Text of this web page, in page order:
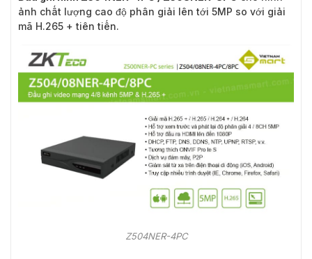
ảnh chất lượng cao độ phân giải lên tới 5MP so với giải
mã H.265 + tiên tiến.
Z504NER-4PC